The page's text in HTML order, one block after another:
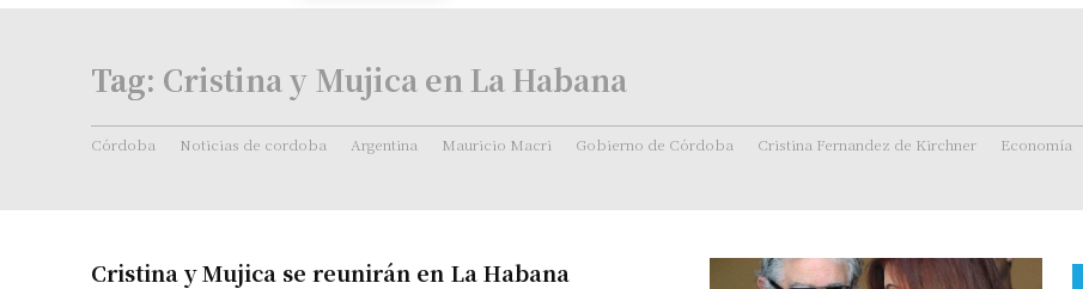
Tag: Cristina y Mujica en La Habana
Córdoba Noticias de cordoba Argentina Mauricio Macri Gobierno de Córdoba Cristina Fernandez de Kirchner Economía
Cristina y Mujica se reunirán en La Habana